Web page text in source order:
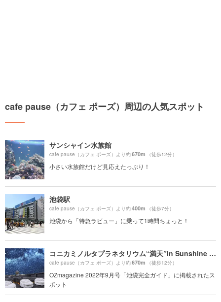
cafe pause（カフェ ポーズ）周辺の人気スポット
サンシャイン水族館
cafe pause（カフェ ポーズ）より約670m （徒歩12分）
小さい水族館だけど見応えたっぷり！
池袋駅
cafe pause（カフェ ポーズ）より約400m （徒歩7分）
池袋から「特急ラビュー」に乗って1時間ちょっと！
コニカミノルタプラネタリウム“満天”in Sunshine City
cafe pause（カフェ ポーズ）より約670m （徒歩12分）
OZmagazine 2022年9月号「池袋完全ガイド」に掲載されたス
ポット